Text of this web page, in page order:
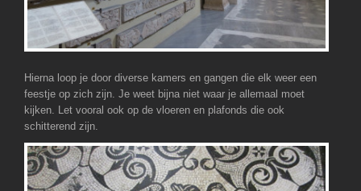
Hierna loop je door diverse kamers en gangen die elk weer een
feestje op zich zijn. Je weet bijna niet waar je allemaal moet
kijken. Let vooral ook op de vloeren en plafonds die ook
schitterend zijn.